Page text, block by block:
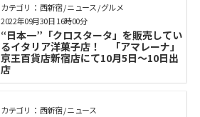
カテゴリ： 西新宿 / ニュース / グルメ
“日本一”「クロスタータ」を販売してい
るイタリア洋菓子店！ 「アマレーナ」
京王百貨店新宿店にて10月5日～10日出
店
2022年09月30日 16時00分
カテゴリ： 西新宿 / ニュース